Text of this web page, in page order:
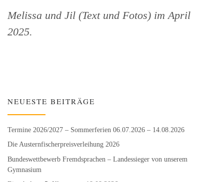
Melissa und Jil (Text und Fotos) im April
2025.
NEUESTE BEITRÄGE
Termine 2026/2027 – Sommerferien 06.07.2026 – 14.08.2026
Die Austernfischer­preisverleihung 2026
Bundeswett­bewerb Fremdsprachen – Landessieger von unserem
Gymnasium